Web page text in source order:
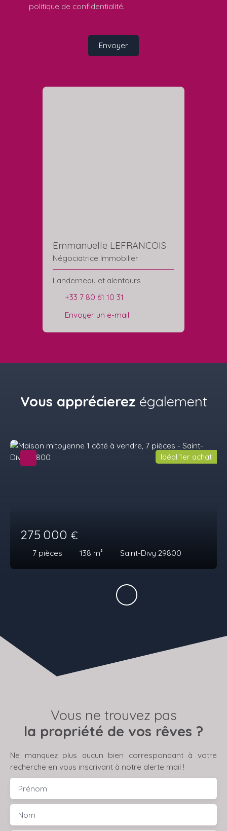
politique de confidentialité.
Envoyer
Emmanuelle LEFRANCOIS
Négociatrice Immobilier
Landerneau et alentours
+33 7 80 61 10 31
Envoyer un e-mail
Vous apprécierez également
275 000 €
7 pièces 138 m² Saint-Divy 29800
Idéal 1er achat
Vous ne trouvez pas
la propriété de vos rêves ?
Ne manquez plus aucun bien correspondant à votre
recherche en vous inscrivant à notre alerte mail !
Prénom
Nom